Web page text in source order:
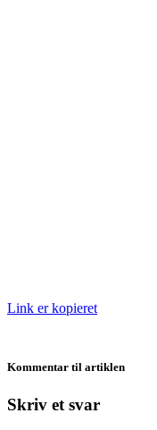
Link er kopieret
Kommentar til artiklen
Skriv et svar